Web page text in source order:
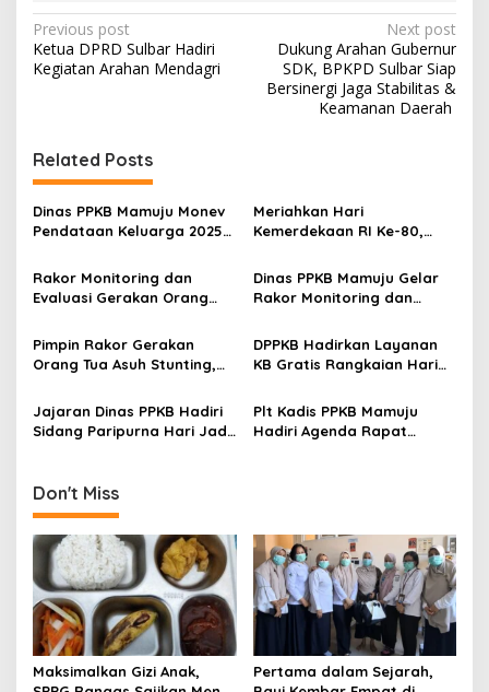
P
o
n
a
v
g
a
t
i
o
n
Previous post
Ketua DPRD Sulbar Hadiri
Kegiatan Arahan Mendagri
Next post
Dukung Arahan Gubernur
SDK, BPKPD Sulbar Siap
Bersinergi Jaga Stabilitas &
Keamanan Daerah
Related Posts
Dinas PPKB Mamuju Monev
Pendataan Keluarga 2025
Kementerian
Meriahkan Hari
Kemerdekaan RI Ke-80,
Lomba Masak Nasi Goreng
Antar OPD
Rakor Monitoring dan
Evaluasi Gerakan Orang
Hasil Laporan Penanganan
Intervensi Stunting
Dinas PPKB Mamuju Gelar
Rakor Monitoring dan
Gerakan Orang Tua Asuh
Pimpin Rakor Gerakan
Orang Tua Asuh Stunting,
Rekomendasi Calon
Pengantin Belum Cukup
DPPKB Hadirkan Layanan
KB Gratis Rangkaian Hari
Jajaran Dinas PPKB Hadiri
Sidang Paripurna Hari Jadi
Plt Kadis PPKB Mamuju
Hadiri Agenda Rapat
Don't Miss
Maksimalkan Gizi Anak,
Pertama dalam Sejarah,